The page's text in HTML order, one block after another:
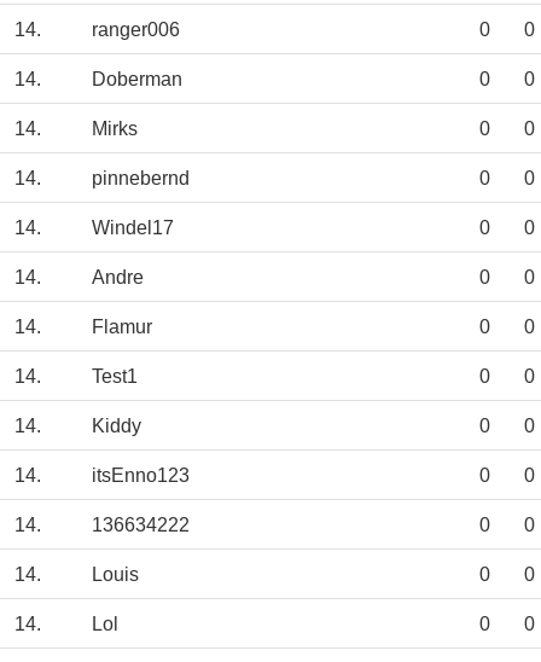
14. ranger006 0 0
14. Doberman 0 0
14. Mirks 0 0
14. pinnebernd 0 0
14. Windel17 0 0
14. Andre 0 0
14. Flamur 0 0
14. Test1 0 0
14. Kiddy 0 0
14. itsEnno123 0 0
14. 136634222 0 0
14. Louis 0 0
14. Lol 0 0